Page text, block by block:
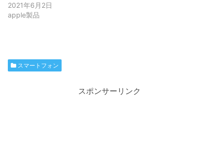
2021年6月2日
apple製品
スマートフォン
スポンサーリンク